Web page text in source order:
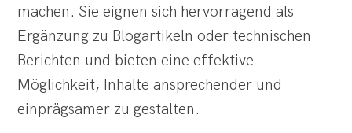
machen. Sie eignen sich hervorragend als
Ergänzung zu Blogartikeln oder technischen
Berichten und bieten eine effektive
Möglichkeit, Inhalte ansprechender und
einprägsamer zu gestalten.